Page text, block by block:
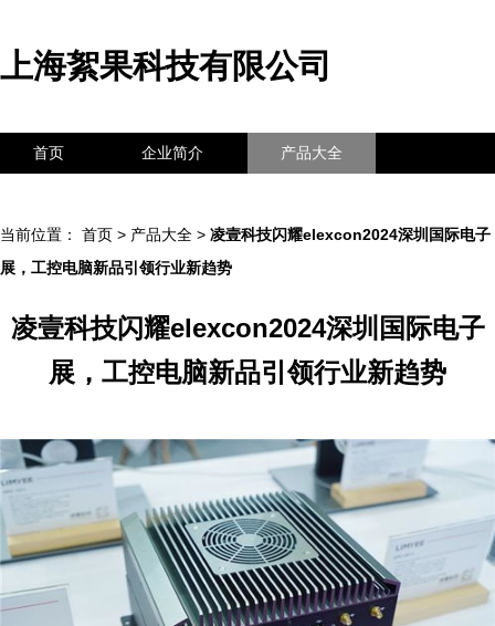
上海絮果科技有限公司
首页 企业简介 产品大全
当前位置： 首页 > 产品大全 > 凌壹科技闪耀elexcon2024深圳国际电子
展，工控电脑新品引领行业新趋势
凌壹科技闪耀elexcon2024深圳国际电子
展，工控电脑新品引领行业新趋势